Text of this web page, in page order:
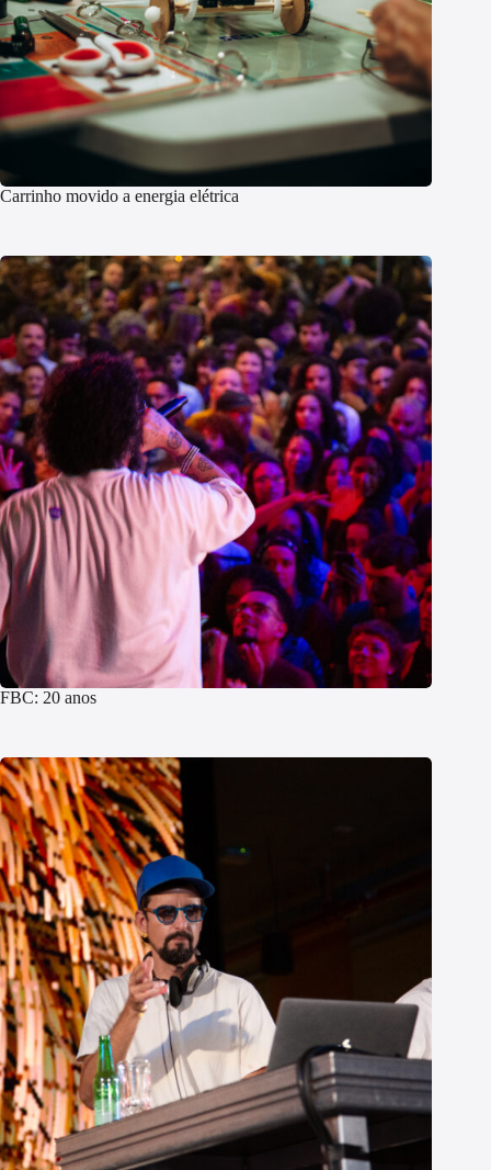
Carrinho movido a energia elétrica
FBC: 20 anos